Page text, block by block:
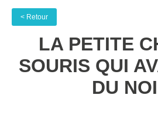
< Retour
LA PETITE
SOURIS QUI
DU